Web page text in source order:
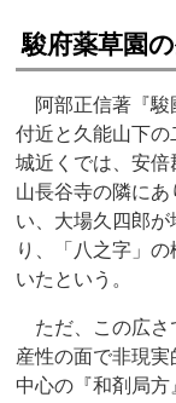
駿府薬草園
阿部正信著『駿
付近と久能山下
城近くでは、安
山長谷寺の隣に
い、大場久四郎
り、「八之字」
いたという。
ただ、この広さ
産性の面で非現
中心の『和剤局